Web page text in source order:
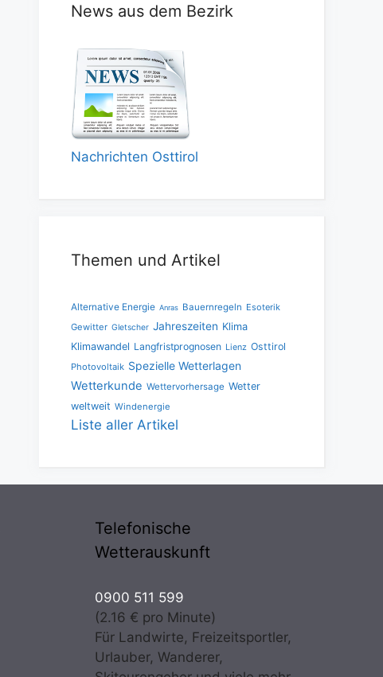
News aus dem Bezirk
Nachrichten Osttirol
Themen und Artikel
Alternative Energie Anras Bauernregeln Esoterik
Gewitter Gletscher Jahreszeiten Klima
Klimawandel Langfristprognosen Lienz Osttirol
Photovoltaik Spezielle Wetterlagen
Wetterkunde Wettervorhersage Wetter
weltweit Windenergie
Liste aller Artikel
Telefonische
Wetterauskunft
0900 511 599
(2.16 € pro Minute)
Für Landwirte, Freizeitsportler,
Urlauber, Wanderer,